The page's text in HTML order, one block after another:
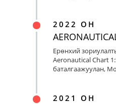
2022 ОН
Ерөнхий
Aeronautical Chart
баталгаажуулан,
2021 ОН